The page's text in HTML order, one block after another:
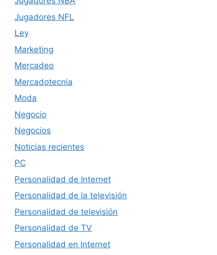
Jugadores NFL
Ley
Marketing
Mercadeo
Mercadotecnia
Moda
Negocio
Negocios
Noticias recientes
PC
Personalidad de Internet
Personalidad de la televisión
Personalidad de televisión
Personalidad de TV
Personalidad en Internet